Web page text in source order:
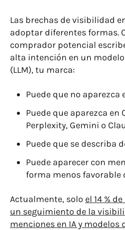
Las brechas de visibilidad
adoptar diferentes formas.
comprador potencial
alta intención en un
(LLM), tu marca:
Puede que no aparezca
Puede que aparezca en
Perplexity, Gemini o
Puede que se describa
Puede aparecer con
forma menos favorable
Actualmente, solo el 14 %
un seguimiento de la
menciones en IA y modelos